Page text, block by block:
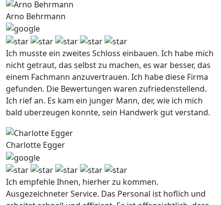
Arno Behrmann
Ich musste ein zweites Schloss einbauen. Ich habe mich
nicht getraut, das selbst zu machen, es war besser, das
einem Fachmann anzuvertrauen. Ich habe diese Firma
gefunden. Die Bewertungen waren zufriedenstellend.
Ich rief an. Es kam ein junger Mann, der, wie ich mich
bald uberzeugen konnte, sein Handwerk gut verstand.
Charlotte Egger
Ich empfehle Ihnen, hierher zu kommen.
Ausgezeichneter Service. Das Personal ist hoflich und